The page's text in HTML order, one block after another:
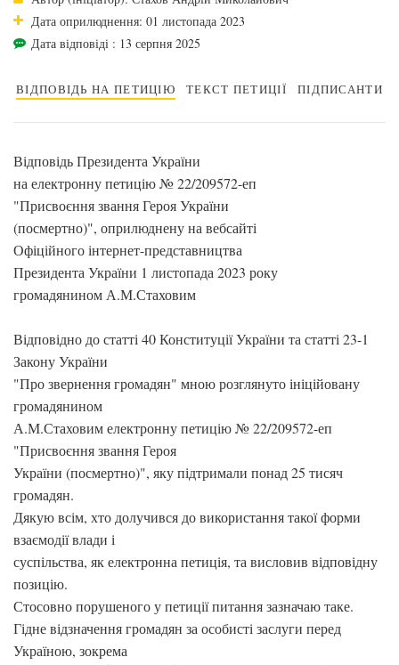
Дата оприлюднення: 01 листопада 2023
Дата відповіді : 13 серпня 2025
ВІДПОВІДЬ НА ПЕТИЦІЮ ТЕКСТ ПЕТИЦІЇ ПІДПИСАНТИ
Відповідь Президента України
на електронну петицію № 22/209572-еп
"Присвоєння звання Героя України
(посмертно)", оприлюднену на вебсайті
Офіційного інтернет-представництва
Президента України 1 листопада 2023 року
громадянином А.М.Стаховим
Відповідно до статті 40 Конституції України та статті 23-1
Закону України
"Про звернення громадян" мною розглянуто ініційовану
громадянином
А.М.Стаховим електронну петицію № 22/209572-еп
"Присвоєння звання Героя
України (посмертно)", яку підтримали понад 25 тисяч
громадян.
Дякую всім, хто долучився до використання такої форми
взаємодії влади і
суспільства, як електронна петиція, та висловив відповідну
позицію.
Стосовно порушеного у петиції питання зазначаю таке.
Гідне відзначення громадян за особисті заслуги перед
Україною, зокрема